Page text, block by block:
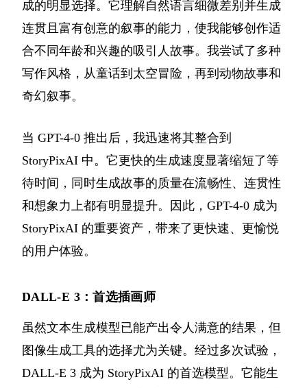
成的明显选择。它理解自然语言细微差别并生成
连贯且富有创意的叙事的能力，使我能够创作适
合不同年龄和兴趣的吸引人故事。我尝试了多种
写作风格，从童话到太空冒险，再到动物故事和
奇幻叙事。
当 GPT-4-0 推出后，我迅速将其整合到
StoryPixAI 中。它更快的生成速度显著缩短了等
待时间，同时生成故事的质量在流畅性、连贯性
和想象力上都有明显提升。因此，GPT-4-0 成为
StoryPixAI 的重要资产，带来了更快速、更愉悦
的用户体验。
DALL-E 3：首选插画师
虽然文本生成模型已能产出令人满意的结果，但
图像生成工具的选择尤为关键。经过多次试验，
DALL-E 3 成为 StoryPixAI 的首选模型。它能生